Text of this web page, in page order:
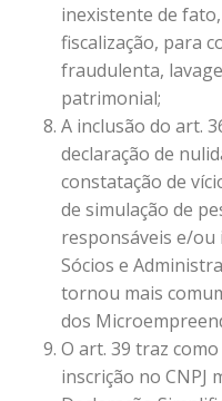
inexistente de
fiscalização, para
fraudulenta,
patrimonial;
A inclusão do art.
declaração de
constatação de
de simulação de
responsáveis e/
Sócios e
tornou mais
dos
O art. 39 traz
inscrição no CNPJ